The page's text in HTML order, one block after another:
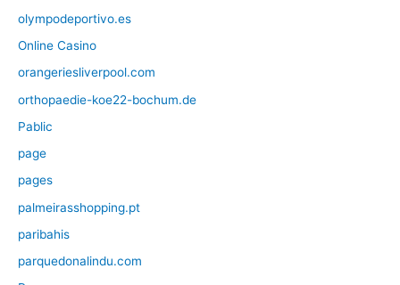
olympodeportivo.es
Online Casino
orangeriesliverpool.com
orthopaedie-koe22-bochum.de
Pablic
page
pages
palmeirasshopping.pt
paribahis
parquedonalindu.com